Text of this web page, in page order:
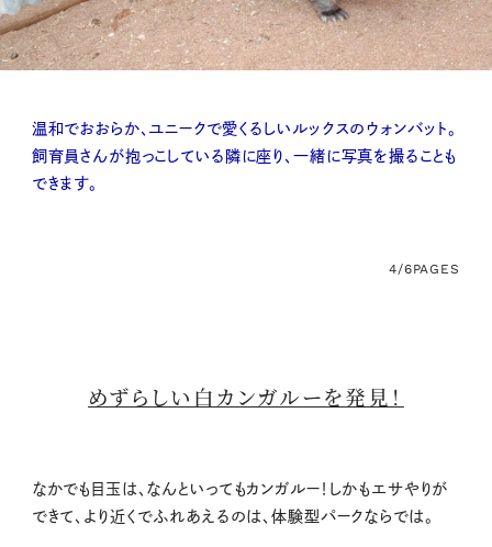
温和でおおらか、ユニークで愛くるしいルックスのウォンバット。
飼育員さんが抱っこしている隣に座り、一緒に写真を撮ることも
できます。
4/6PAGES
めずらしい白カンガルーを発見！
なかでも目玉は、なんといってもカンガルー！しかもエサやりが
できて、より近くでふれあえるのは、体験型パークならでは。